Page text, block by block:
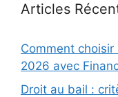
Articles
Comment
2026 avec
Droit au bail :